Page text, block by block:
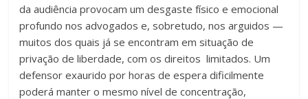
da audiência provocam um desgaste físico e emocional
profundo nos advogados e, sobretudo, nos arguidos —
muitos dos quais já se encontram em situação de
privação de liberdade, com os direitos limitados. Um
defensor exaurido por horas de espera dificilmente
poderá manter o mesmo nível de concentração,